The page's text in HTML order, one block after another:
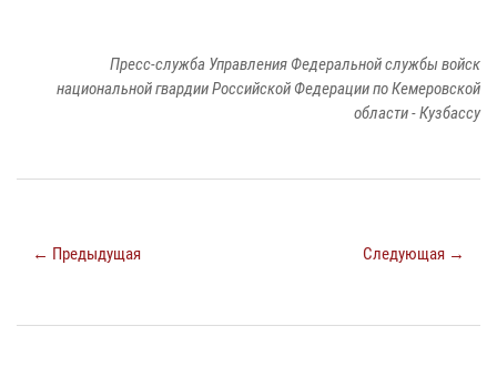
Пресс-служба Управления Федеральной службы войск
национальной гвардии Российской Федерации по Кемеровской
области - Кузбассу
← Предыдущая Следующая →